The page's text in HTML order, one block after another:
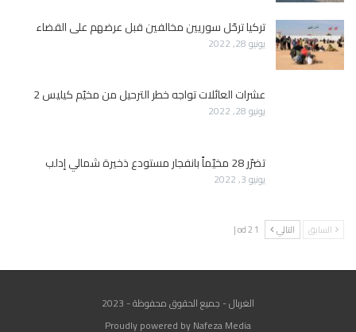
تركيا ترحّل سوريين مخالفين قبل عرضهم على القضاء
يونيو 28, 2022
عشرات العائلات تواجه خطر الترحيل من مخيّم كيليس 2
يونيو 28, 2022
تضرّر 28 مخيّماً بانفجار مستودع ذخيرة شمالي إدلب
يونيو 3, 2022
السابق التالي 1 od 2 |
الغربال - جميع الحقوق محفوظة - 2023
Proudly powered by Nafeza Media